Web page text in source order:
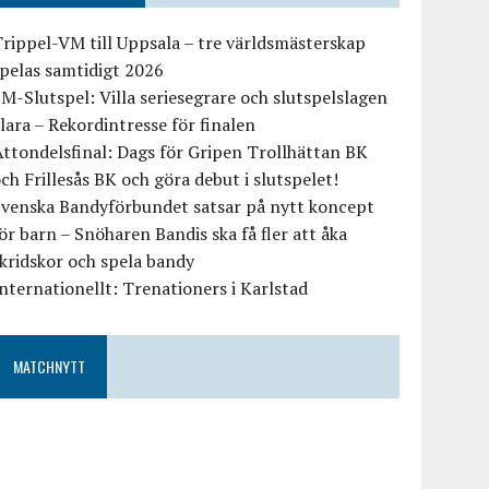
VM till Uppsala – tre världsmästerskap
samtidigt 2026
Slutspel: Villa seriesegrare och slutspelslagen
– Rekordintresse för finalen
Dags för Gripen Trollhättan BK
Frillesås BK och göra debut i slutspelet!
Bandyförbundet satsar på nytt koncept
barn – Snöharen Bandis ska få fler att åka
och spela bandy
Trenationers i Karlstad
MATCHNYTT